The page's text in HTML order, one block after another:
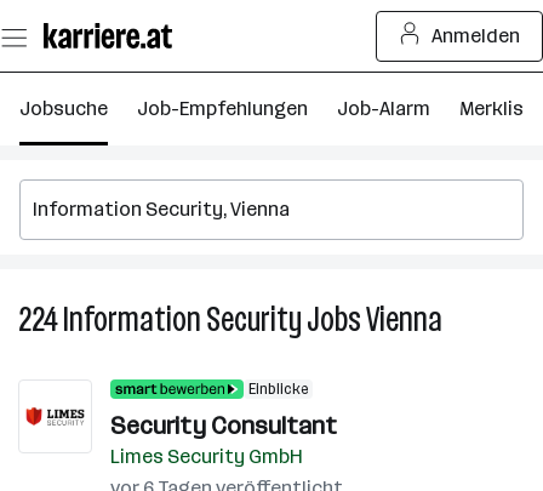
Seiteninhalt
springen
Anmelden
Jobsuche Job-Empfehlungen Job-Alarm Merkliste
224Information SecurityJobsVienna
Einblicke
Security Consultant
Limes Security GmbH